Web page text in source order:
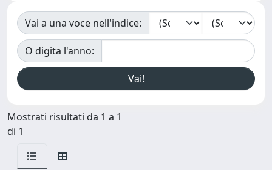
Vai a una voce nell'indice:
O digita l'anno:
Mostrati risultati da 1 a 1
di 1